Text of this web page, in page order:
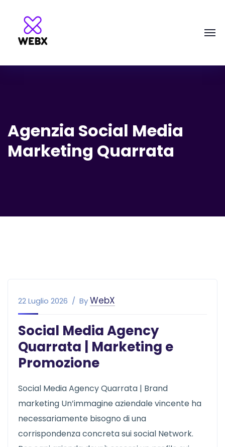
Agenzia Social Media
Marketing Quarrata
22 Luglio 2026 ByWebX
Social Media Agency
Quarrata | Marketing e
Promozione
Social Media Agency Quarrata | Brand
marketing Un’immagine aziendale vincente ha
necessariamente bisogno di una
corrispondenza concreta sui social Network.